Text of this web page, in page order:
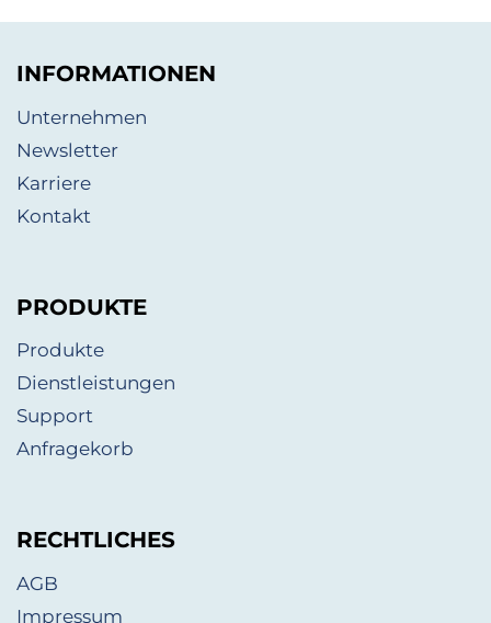
INFORMATIONEN
Unternehmen
Newsletter
Karriere
Kontakt
PRODUKTE
Produkte
Dienstleistungen
Support
Anfragekorb
RECHTLICHES
AGB
Impressum